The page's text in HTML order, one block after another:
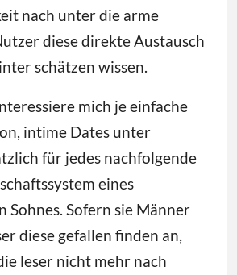
nach unter die arme
diese direkte Austausch
schätzen wissen.
mich je einfache
intime Dates unter
für jedes nachfolgende
eines
Sohnes. Sofern sie Männer
diese gefallen finden an,
leser nicht mehr nach